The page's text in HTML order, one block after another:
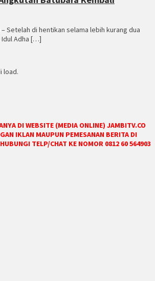
Setelah di hentikan selama lebih kurang dua
Idul Adha […]
load.
DI WEBSITE (MEDIA ONLINE) JAMBITV.CO
IKLAN MAUPUN PEMESANAN BERITA DI
TELP/CHAT KE NOMOR 0812 60 564903